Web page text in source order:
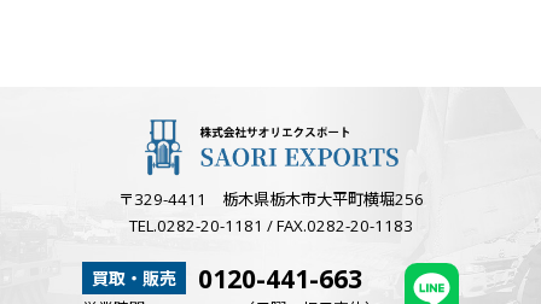
〒329-4411 栃木県栃木市大平町横堀256
TEL.0282-20-1181 / FAX.0282-20-1183
買取・販売 0120-441-663